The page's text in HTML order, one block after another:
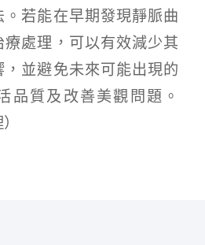
若能在早期發現靜脈曲
處理，可以有效減少其
並避免未來可能出現的
品質及改善美觀問題。